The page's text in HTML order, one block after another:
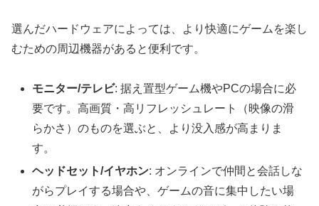
選んだハードウェアによっては、より快適にゲームを楽し
むための周辺機器があると便利です。
モニター/テレビ: 据え置型ゲーム機やPCの場合に必
要です。高画質・高リフレッシュレート（映像の滑
らかさ）のものを選ぶと、より没入感が高まりま
す。
ヘッドセット/イヤホン: オンラインで仲間と会話しな
がらプレイする場合や、ゲームの音に集中したい場